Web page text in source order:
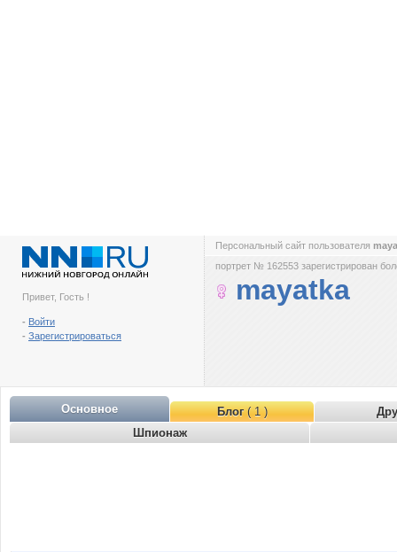
Привет, Гость !
- Войти
- Зарегистрироваться
Персональный сайт пользователя
портрет № 162553 зарегистрирован
mayatka
Основное Блог( 1 )
Шпионаж